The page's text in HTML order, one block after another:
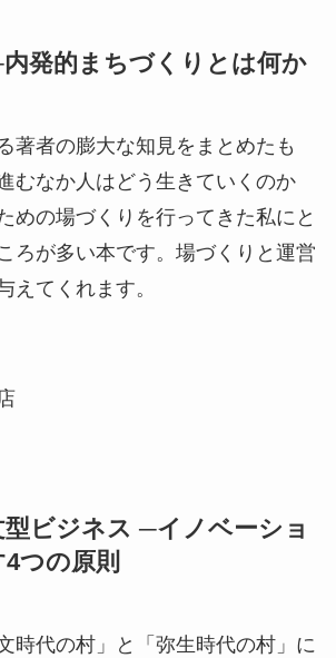
発的まちづくりとは何か
著者の膨大な知見をまとめたも
むなか人はどう生きていくのか
めの場づくりを行ってきた私にと
ろが多い本です。場づくりと運営
えてくれます。
型ビジネス ─イノベーショ
つの原則
時代の村」と「弥生時代の村」に